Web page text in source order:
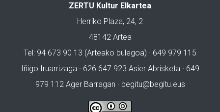
ZERTU Kultur Elkartea
Herriko Plaza, 24, 2
48142 Artea
Tel: 94 673 90 13 (Arteako bulegoa) · 649 979 115
Iñigo Iruarrizaga · 626 647 923 Asier Abrisketa · 649
979 112 Ager Barragan · begitu@begitu.eus